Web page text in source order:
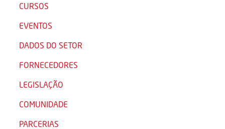
CURSOS
EVENTOS
DADOS DO SETOR
FORNECEDORES
LEGISLAÇÃO
COMUNIDADE
PARCERIAS